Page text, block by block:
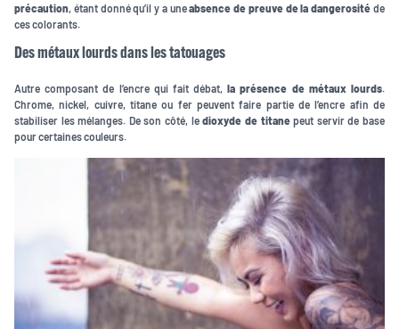
précaution , étant donné qu’il y a uneabsence de preuve de la dangerosité de
ces colorants.
Des métaux lourds dans les tatouages
Autre composant de l’encre qui fait débat,la présence de métaux lourds
Chrome, nickel, cuivre, titane ou fer peuvent faire partie de l’encre afin de
stabiliser les mélanges. De son côté, ledioxyde de titanepeut servir de base
pour certaines couleurs.